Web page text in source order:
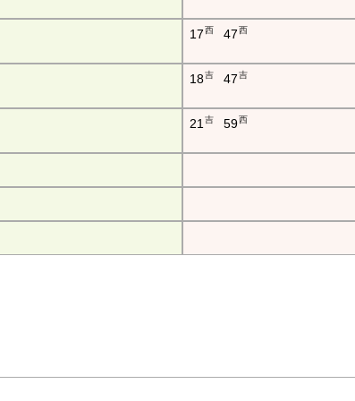
17西 47西
18吉 47吉
21吉 59西